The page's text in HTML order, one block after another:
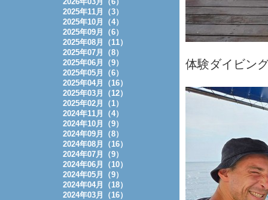
体験ダイビン
2025年11月（3）
2025年10月（4）
2025年09月（6）
2025年08月（11）
2025年07月（8）
2025年06月（9）
2025年05月（6）
2025年04月（16）
2025年03月（12）
2025年02月（1）
2024年11月（4）
2024年10月（9）
2024年09月（8）
2024年08月（16）
2024年07月（9）
2024年06月（10）
2024年05月（9）
2024年04月（18）
2024年03月（16）